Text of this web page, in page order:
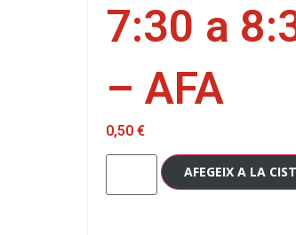
7:30 a
– AFA
0,50 €
AFEGEIX A LA